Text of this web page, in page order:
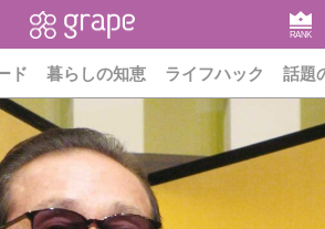
RANK
ド 暮らしの知恵 ライフハック 話題